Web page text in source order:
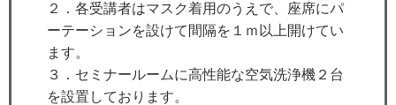
２．各受講者はマスク着用のうえで、座席にパ
ーテーションを設けて間隔を１ｍ以上開けてい
ます。
３．セミナールームに高性能な空気洗浄機２台
を設置しております。